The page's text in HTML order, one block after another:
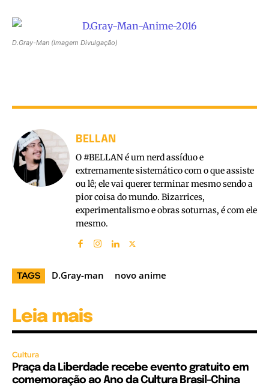
D.Gray-Man (Imagem Divulgação)
BELLAN
O #BELLAN é um nerd assíduo e
extremamente sistemático com o que assiste
ou lê; ele vai querer terminar mesmo sendo a
pior coisa do mundo. Bizarrices,
experimentalismo e obras soturnas, é com ele
mesmo.
TAGS D.Gray-man novo anime
Leia mais
Cultura
Praça da Liberdade recebe evento gratuito em
comemoração ao Ano da Cultura Brasil-China